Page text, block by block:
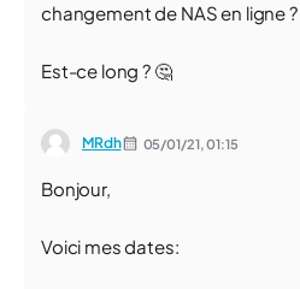
changement de NAS en ligne ?
Est-ce long ? 🤔
MRdh 05/01/21,01:15
Bonjour,
Voici mes dates: